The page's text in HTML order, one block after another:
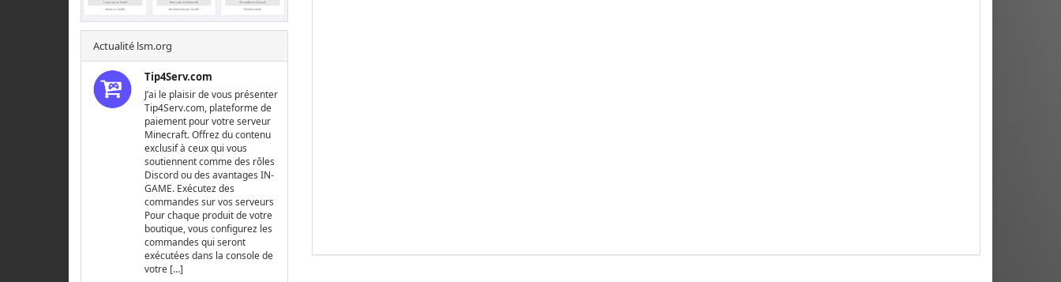
Actualité lsm.org
Tip4Serv.com
J’ai le plaisir de vous présenter
Tip4Serv.com, plateforme de
paiement pour votre serveur
Minecraft. Offrez du contenu
exclusif à ceux qui vous
soutiennent comme des rôles
Discord ou des avantages IN-
GAME. Exécutez des
commandes sur vos serveurs
Pour chaque produit de votre
boutique, vous configurez les
commandes qui seront
exécutées dans la console de
votre […]